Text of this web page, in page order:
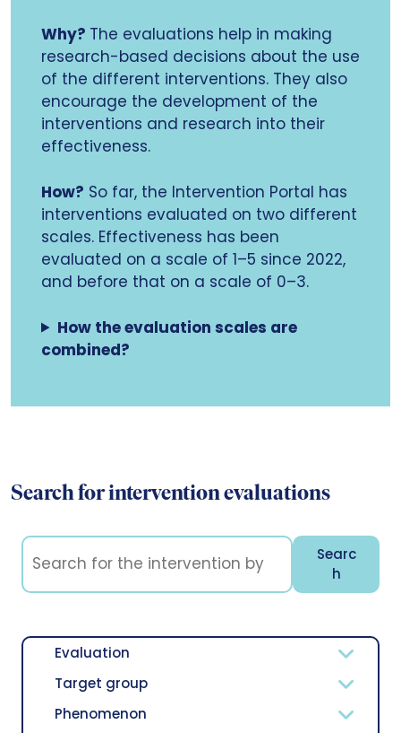
Why? The evaluations help in making
research-based decisions about the use
of the different interventions. They also
encourage the development of the
interventions and research into their
effectiveness.
How? So far, the Intervention Portal has
interventions evaluated on two different
scales. Effectiveness has been
evaluated on a scale of 1–5 since 2022,
and before that on a scale of 0–3.
How the evaluation scales are
combined?
Search for intervention evaluations
Searc
h
Evaluation
Target group
Phenomenon